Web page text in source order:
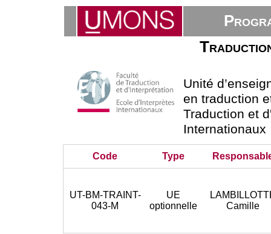
Unité
en traduction
Traduction et
Internationaux
Code Type
UT-BM-TRAINT-
043-M
UE
optionnelle
Camille